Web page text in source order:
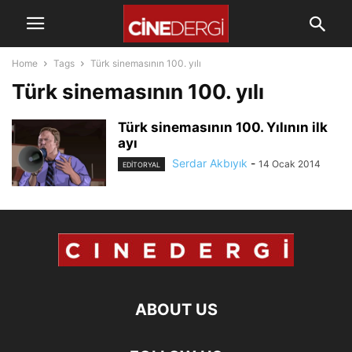
Home Tags Türk sinemasının 100. yılı
Türk sinemasının 100. yılı
Türk sinemasının 100. Yılının ilk
ayı
EDİTORYAL Serdar Akbıyık - 14 Ocak 2014
ABOUT US